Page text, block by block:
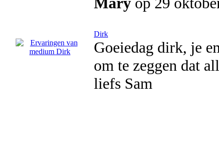
Dirk
Goeiedag dirk, je
om te zeggen dat
liefs Sam